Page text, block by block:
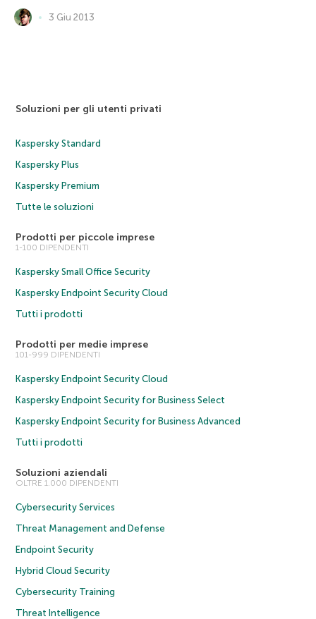
3 Giu 2013
Soluzioni per gli utenti privati
Kaspersky Standard
Kaspersky Plus
Kaspersky Premium
Tutte le soluzioni
Prodotti per piccole imprese
1-100 DIPENDENTI
Kaspersky Small Office Security
Kaspersky Endpoint Security Cloud
Tutti i prodotti
Prodotti per medie imprese
101-999 DIPENDENTI
Kaspersky Endpoint Security Cloud
Kaspersky Endpoint Security for Business Select
Kaspersky Endpoint Security for Business Advanced
Tutti i prodotti
Soluzioni aziendali
OLTRE 1.000 DIPENDENTI
Cybersecurity Services
Threat Management and Defense
Endpoint Security
Hybrid Cloud Security
Cybersecurity Training
Threat Intelligence